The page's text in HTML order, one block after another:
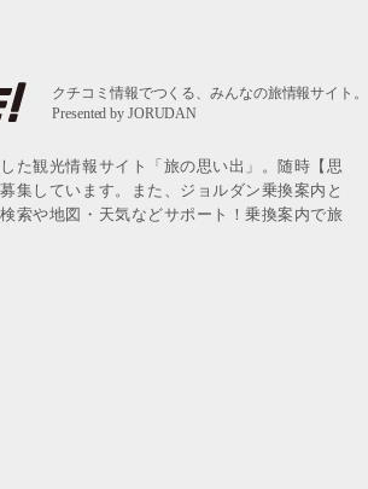
た観光情報サイト「旅の思い出」。随時【思
集しています。また、ジョルダン乗換案内と
索や地図・天気などサポート！乗換案内で旅